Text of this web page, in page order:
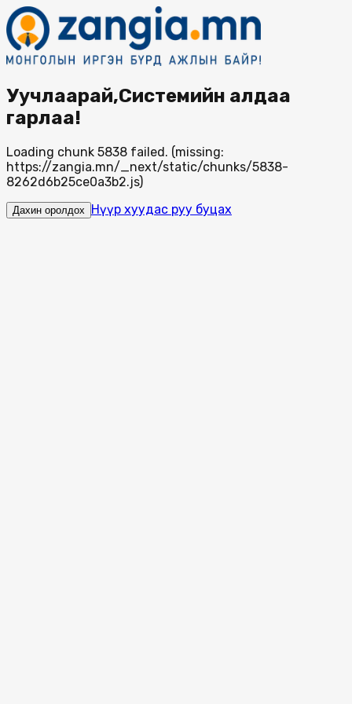
Уучлаарай,Системийн алдаа
гарлаа!
Loading chunk 5838 failed. (missing:
https://zangia.mn/_next/static/chunks/5838-
8262d6b25ce0a3b2.js)
Дахин оролдох Нүүр хуудас руу буцах